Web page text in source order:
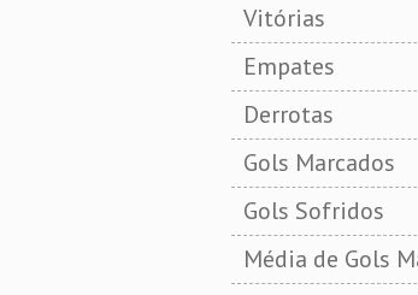
Vitórias
Empates
Derrotas
Gols Marcados
Gols Sofridos
Média de Gols